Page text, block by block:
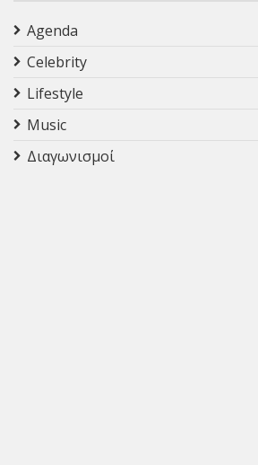
Agenda
Celebrity
Lifestyle
Music
Διαγωνισμοί